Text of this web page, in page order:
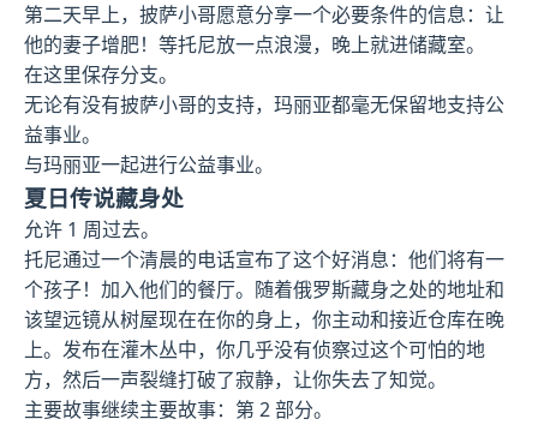
第二天早上，披萨小哥愿意分享一个必要条件的信息：让
他的妻子增肥！等托尼放一点浪漫，晚上就进储藏室。
在这里保存分支。
无论有没有披萨小哥的支持，玛丽亚都毫无保留地支持公
益事业。
与玛丽亚一起进行公益事业。
夏日传说藏身处
允许 1 周过去。
托尼通过一个清晨的电话宣布了这个好消息：他们将有一
个孩子！加入他们的餐厅。随着俄罗斯藏身之处的地址和
该望远镜从树屋现在在你的身上，你主动和接近仓库在晚
上。发布在灌木丛中，你几乎没有侦察过这个可怕的地
方，然后一声裂缝打破了寂静，让你失去了知觉。
主要故事继续主要故事：第 2 部分。